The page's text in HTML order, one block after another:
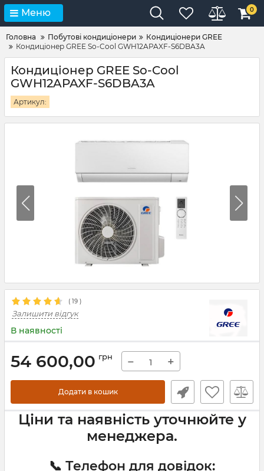
Меню 0
Головна Побутові кондиціонери
Кондиціонери GREE
Кондиціонер GREE So-Cool GWH12APAXF-S6DBA3A
Кондиціонер GREE So-Cool
GWH12APAXF-S6DBA3A
Артикул:
( 19 )
Залишити відгук
В наявності
54 600,00 грн − +
Додати в кошик
Ціни та наявність уточнюйте у
менеджера.
📞 Телефон для довідок: